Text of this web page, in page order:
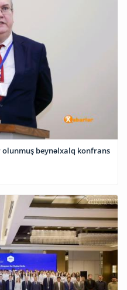
beynəlxalq konfrans